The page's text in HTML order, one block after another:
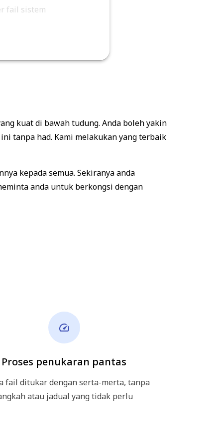
fail sistem
kuat di bawah tudung. Anda boleh yakin
tanpa had. Kami melakukan yang terbaik
kepada semua. Sekiranya anda
anda untuk berkongsi dengan
Proses penukaran pantas
fail ditukar dengan serta-merta, tanpa
atau jadual yang tidak perlu